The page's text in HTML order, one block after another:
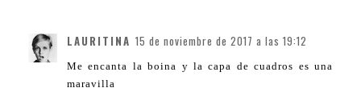
LAURITINA 15 de noviembre de 2017 a las 19:12
Me encanta la boina y la capa de cuadros es una
maravilla